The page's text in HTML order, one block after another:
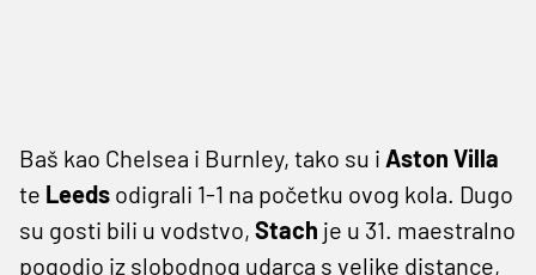
Baš kao Chelsea i Burnley, tako su i Aston Villa
te Leeds odigrali 1-1 na početku ovog kola. Dugo
su gosti bili u vodstvo, Stach je u 31. maestralno
pogodio iz slobodnog udarca s velike distance,